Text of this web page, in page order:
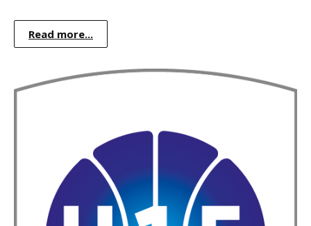
Read more...